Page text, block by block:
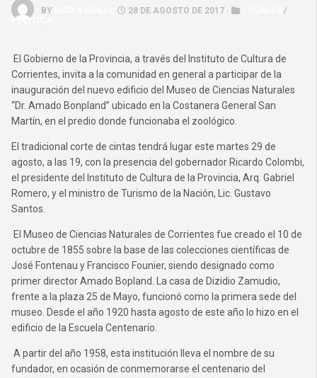
BY 28 DE AGOSTO DE 2017 ·
/
POLÍTICA
El Gobierno de la Provincia, a través del Instituto de Cultura de
Corrientes, invita a la comunidad en general a participar de la
inauguración del nuevo edificio del Museo de Ciencias Naturales
“Dr. Amado Bonpland” ubicado en la Costanera General San
Martín, en el predio donde funcionaba el zoológico.
El tradicional corte de cintas tendrá lugar este martes 29 de
agosto, a las 19, con la presencia del gobernador Ricardo Colombi,
el presidente del Instituto de Cultura de la Provincia, Arq. Gabriel
Romero, y el ministro de Turismo de la Nación, Lic. Gustavo
Santos.
El Museo de Ciencias Naturales de Corrientes fue creado el 10 de
octubre de 1855 sobre la base de las colecciones científicas de
José Fontenau y Francisco Founier, siendo designado como
primer director Amado Bopland. La casa de Dizidio Zamudio,
frente a la plaza 25 de Mayo, funcionó como la primera sede del
museo. Desde el año 1920 hasta agosto de este año lo hizo en el
edificio de la Escuela Centenario.
A partir del año 1958, esta institución lleva el nombre de su
fundador, en ocasión de conmemorarse el centenario del